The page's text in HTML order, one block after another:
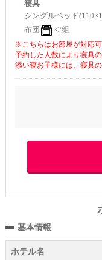
寝具
シングルベッド
布団
×2組
※こちらはお部屋が対応
予約した人数により寝具
添い寝お子様には、寝具
基本情報
ホテル名